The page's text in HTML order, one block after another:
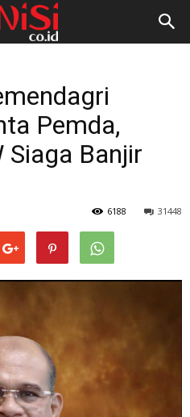
Pemda,
Siaga Banjir
31448
6188